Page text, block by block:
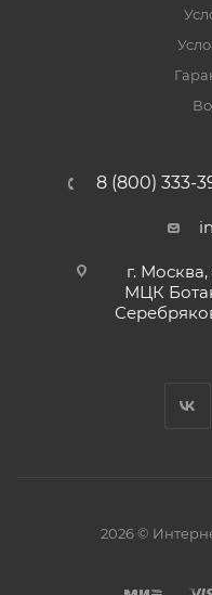
8 (800) 333-
г.
МЦК
2026 ©